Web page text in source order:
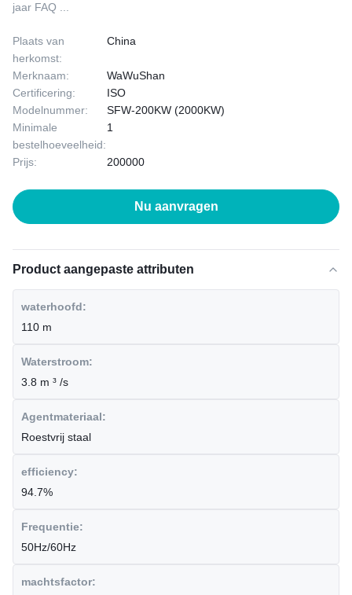
jaar FAQ ...
Plaats van
herkomst:
China
Merknaam:
WaWuShan
Certificering:
ISO
Modelnummer:
SFW-200KW (2000KW)
Minimale
bestelhoeveelheid:
1
Prijs: 200000
Nu aanvragen
Product aangepaste attributen
waterhoofd:
110 m
Waterstroom:
3.8 m ³ /s
Agentmateriaal:
Roestvrij staal
efficiency:
94.7%
Frequentie:
50Hz/60Hz
machtsfactor: